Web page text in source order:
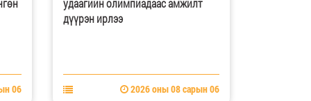
06
ТӨРИЙН ХУДАЛДАН АВАХ
АЖИЛЛАГААНЫ ЦАХИМ ДЭЛГҮҮРТ
2026 оны 08 сарын 06